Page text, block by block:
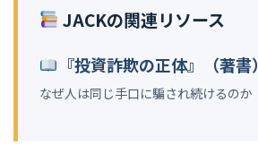
JACKの関連リソース
『投資詐欺の正体』（著書）
なぜ人は同じ手口に騙され続けるのか